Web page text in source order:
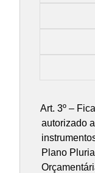
Art. 3º –
autorizado
Plano